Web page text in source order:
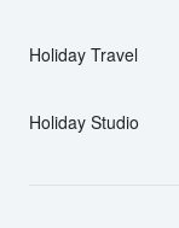
Holiday Travel
Holiday Studio